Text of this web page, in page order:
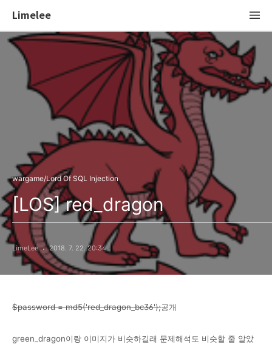
Limelee
wargame/Lord Of SQL Injection
[LOS] red_dragon
LimeLee 2018. 7. 22. 20:34
$password = md5('red_dragon_bc36');공개
green_dragon이랑 이미지가 비슷하길래 문제해석도 비슷할 줄 알았